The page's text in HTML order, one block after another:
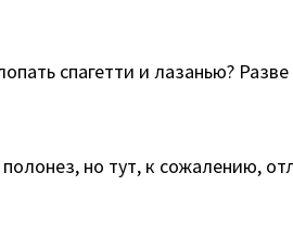
спагетти и лазанью?
но тут, к сожалению,